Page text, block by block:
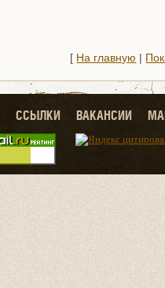
[ На главную |
ССЫЛКИ ВАКАНСИИ